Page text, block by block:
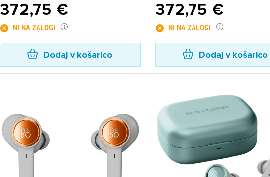
372,75 €
NI NA ZALOGI
Dodaj v košarico
372,75 €
NI NA ZALOGI
Dodaj v košarico
Prijava
Za dodajanje na seznam želja morate biti prijavljeni.